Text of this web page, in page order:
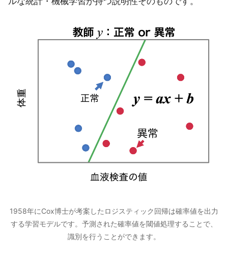
1958年にCox博士が考案したロジスティック回帰は確率値を出力
する学習モデルです。予測された確率値を閾値処理することで、
識別を行うことができます。